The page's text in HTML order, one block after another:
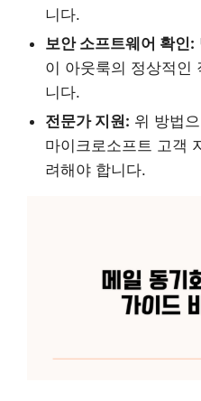
니다.
보안 소프트웨어 확인:
이 아웃룩의 정상적인
니다.
전문가 지원: 위 방법
마이크로소프트 고객
려해야 합니다.